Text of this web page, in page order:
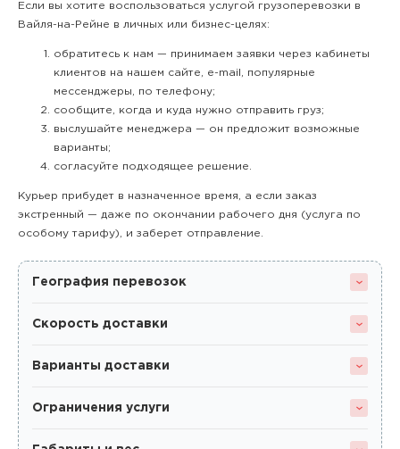
Если вы хотите воспользоваться услугой грузоперевозки в
Вайля-на-Рейне в личных или бизнес-целях:
обратитесь к нам — принимаем заявки через кабинеты
клиентов на нашем сайте, e-mail, популярные
мессенджеры, по телефону;
сообщите, когда и куда нужно отправить груз;
выслушайте менеджера — он предложит возможные
варианты;
согласуйте подходящее решение.
Курьер прибудет в назначенное время, а если заказ
экстренный — даже по окончании рабочего дня (услуга по
особому тарифу), и заберет отправление.
География перевозок
Скорость доставки
Варианты доставки
Ограничения услуги